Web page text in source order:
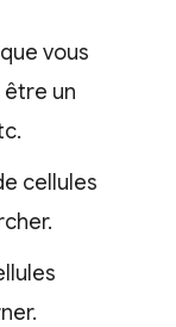
vous
être un
cellules